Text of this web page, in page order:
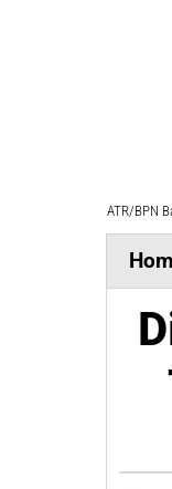
ATR/BPN